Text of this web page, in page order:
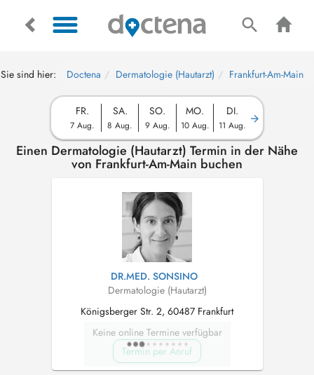
Sie sind hier: Doctena Dermatologie (Hautarzt) Frankfurt-Am-Main
FR.
7 Aug.
SA.
8 Aug.
SO.
9 Aug.
MO.
10 Aug.
DI.
11 Aug.
Einen Dermatologie (Hautarzt) Termin in der Nähe
von Frankfurt-Am-Main buchen
DR.MED. SONSINO
Dermatologie (Hautarzt)
Königsberger Str. 2, 60487 Frankfurt
Keine online Termine verfügbar
Termin per Anruf